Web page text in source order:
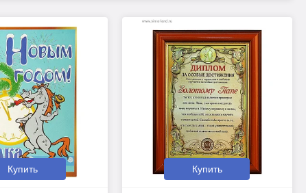
Купить Купить